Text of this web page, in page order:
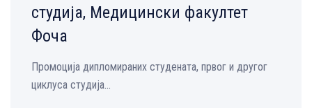
студија, Медицински факултет
Фоча
Промоција дипломираних студената, првог и другог
циклуса студија...